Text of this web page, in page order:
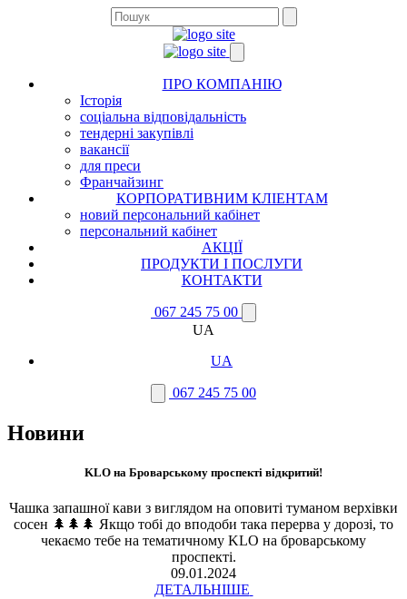
ПРО КОМПАНІЮ
Історія
соціальна відповідальність
тендерні закупівлі
вакансії
для преси
Франчайзинг
КОРПОРАТИВНИМ КЛІЕНТАМ
новий персональний кабінет
персональний кабінет
АКЦІЇ
ПРОДУКТИ І ПОСЛУГИ
КОНТАКТИ
067 245 75 00
UA
UA
067 245 75 00
Новини
KLO на Броварському проспекті відкритий!
Чашка запашної кави з виглядом на оповиті туманом верхівки
сосен 🌲🌲🌲 Якщо тобі до вподоби така перерва у дорозі, то
чекаємо тебе на тематичному KLO на броварському
проспекті.
09.01.2024
ДЕТАЛЬНІШЕ